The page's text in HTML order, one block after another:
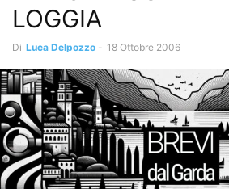
LOGGIA
Di Luca Delpozzo - 18 Ottobre 2006